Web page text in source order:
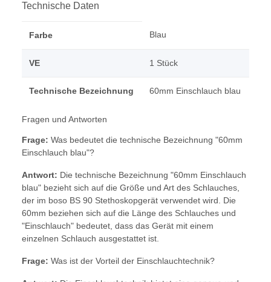
Technische Daten
Farbe Blau
VE 1 Stück
Technische Bezeichnung 60mm Einschlauch blau
Fragen und Antworten
Frage: Was bedeutet die technische Bezeichnung "60mm
Einschlauch blau"?
Antwort: Die technische Bezeichnung "60mm Einschlauch
blau" bezieht sich auf die Größe und Art des Schlauches,
der im boso BS 90 Stethoskopgerät verwendet wird. Die
60mm beziehen sich auf die Länge des Schlauches und
"Einschlauch" bedeutet, dass das Gerät mit einem
einzelnen Schlauch ausgestattet ist.
Frage: Was ist der Vorteil der Einschlauchtechnik?